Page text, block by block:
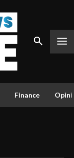
Finance